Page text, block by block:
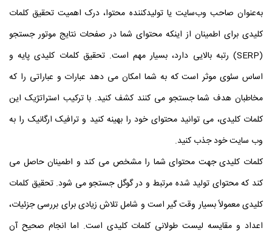
به‌عنوان صاحب وب‌سایت یا تولیدکننده محتوا، درک اهمیت تحقیق کلمات
کلیدی برای اطمینان از اینکه محتوای شما در صفحات نتایج موتور جستجو
(SERP) رتبه بالایی دارد، بسیار مهم است. تحقیق کلمات کلیدی پایه و
اساس سئوی موثر است که به شما امکان می دهد عبارات و عباراتی را که
مخاطبان هدف شما جستجو می کنند کشف کنید. با ترکیب استراتژیک این
کلمات کلیدی، می توانید محتوای خود را بهینه کنید و ترافیک ارگانیک را به
وب سایت خود جذب کنید.
کلمات کلیدی جهت محتوای شما را مشخص می کند و اطمینان حاصل می
کند که محتوای تولید شده مرتبط و در گوگل جستجو می شود. تحقیق کلمات
کلیدی معمولاً بسیار وقت گیر است و شامل تلاش زیادی برای بررسی جزئیات،
اعداد و مقایسه لیست طولانی کلمات کلیدی است. اما انجام صحیح آن